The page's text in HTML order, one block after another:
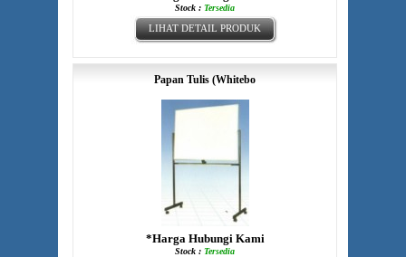
Stock : Tersedia
LIHAT DETAIL PRODUK
Papan Tulis (Whitebo
*Harga Hubungi Kami
Stock : Tersedia